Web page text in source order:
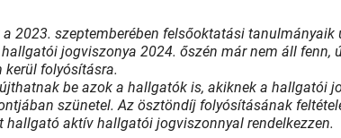
2023. szeptemberében felsőoktatási tanulmányaik
jogviszonya 2024. őszén már nem áll fenn,
kerül folyósításra.
be azok a hallgatók is, akiknek a hallgatói
szünetel. Az ösztöndíj folyósításának
hallgató aktív hallgatói jogviszonnyal rendelkezzen.